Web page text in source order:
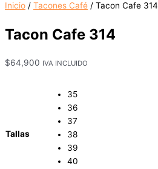
Inicio / Tacones Café / Tacon Cafe 314
Tacon Cafe 314
$64,900 IVA INCLUIDO
Tallas
35
36
37
38
39
40